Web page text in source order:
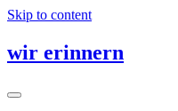
Skip to content
wir erinnern
Toggle navigation